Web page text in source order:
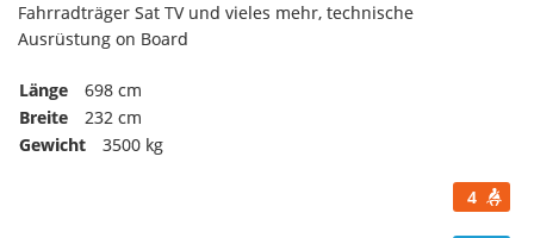
Fahrradträger Sat TV und vieles mehr, technische
Ausrüstung on Board
Länge
698 cm
Breite
232 cm
Gewicht
3500 kg
4